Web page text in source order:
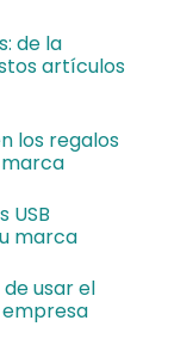
de la
artículos
los regalos
USB
marca
de usar el